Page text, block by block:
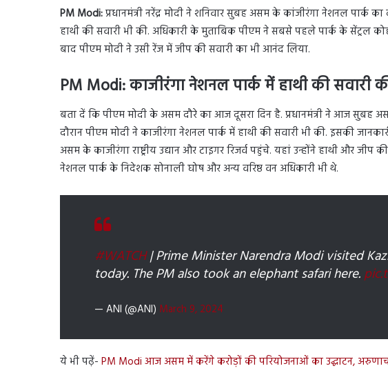
PM Modi:प्रधानमंत्री नरेंद्र मोदी ने शनिवार सुबह असम के कांजीरंगा नेशनल पार्क
हाथी की सवारी भी की. अधिकारी के मुताबिक पीएम ने सबसे पहले पार्क के सेंट्रल
बाद पीएम मोदी ने उसी रेंज में जीप की सवारी का भी आनंद लिया.
PM Modi: काजीरंगा नेशनल पार्क में हाथी की सवारी
बता दें कि पीएम मोदी के असम दौरे का आज दूसरा दिन है. प्रधानमंत्री ने आज सुबह
दौरान पीएम मोदी ने काजीरंगा नेशनल पार्क में हाथी की सवारी भी की. इसकी
असम के काजीरंगा राष्ट्रीय उद्यान और टाइगर रिजर्व पहुंचे. यहां उन्होंने हाथी और जीप
नेशनल पार्क के निदेशक सोनाली घोष और अन्य वरिष्ठ वन अधिकारी भी थे.
#WATCH| Prime Minister Narendra Modi visited
today. The PM also took an elephant safari here.
— ANI (@ANI) March 9, 2024
ये भी पढ़ें- PM Modi आज असम में करेंगे करोड़ों की परियोजनाओं का उद्घाटन,